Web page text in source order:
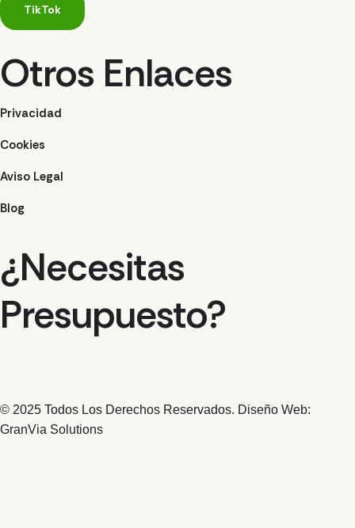
TikTok
Otros Enlaces
Privacidad
Cookies
Aviso Legal
Blog
¿Necesitas
Presupuesto?
© 2025 Todos Los Derechos Reservados. Diseño Web:
GranVia Solutions